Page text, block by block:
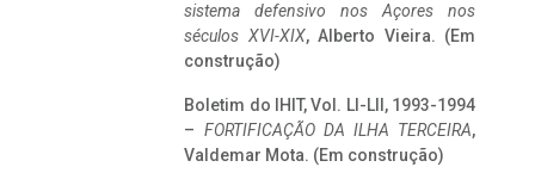
sistema defensivo nos Açores nos
séculos XVI-XIX, Alberto Vieira. (Em
construção)
Boletim do IHIT, Vol. LI-LII, 1993-1994
– FORTIFICAÇÃO DA ILHA TERCEIRA,
Valdemar Mota. (Em construção)